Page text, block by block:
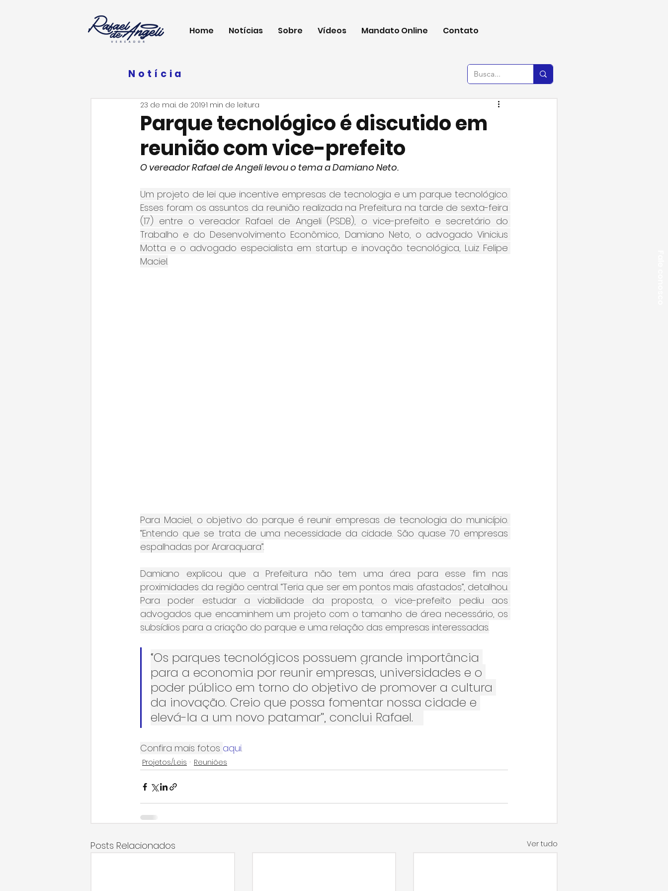
Home Notícias Sobre Vídeos Mandato Online Contato
Notícia
Parque tecnológico é discutido em
reunião com vice-prefeito
23 de mai. de 20191 min de leitura
O vereador Rafael de Angeli levou o tema a Damiano Neto.
Um projeto de lei que incentive empresas de tecnologia e um parque tecnológico.
Esses foram os assuntos da reunião realizada na Prefeitura na tarde de sexta-feira
(17) entre o vereador Rafael de Angeli (PSDB), o vice-prefeito e secretário do
Trabalho e do Desenvolvimento Econômico, Damiano Neto, o advogado Vinicius
Motta e o advogado especialista em startup e inovação tecnológica, Luiz Felipe
Maciel.
Para Maciel, o objetivo do parque é reunir empresas de tecnologia do município.
“Entendo que se trata de uma necessidade da cidade. São quase 70 empresas
espalhadas por Araraquara”.
Damiano explicou que a Prefeitura não tem uma área para esse fim nas
proximidades da região central. “Teria que ser em pontos mais afastados”, detalhou.
Para poder estudar a viabilidade da proposta, o vice-prefeito pediu aos
advogados que encaminhem um projeto com o tamanho de área necessário, os
subsídios para a criação do parque e uma relação das empresas interessadas.
“Os parques tecnológicos possuem grande importância
para a economia por reunir empresas, universidades e o
poder público em torno do objetivo de promover a cultura
da inovação. Creio que possa fomentar nossa cidade e
elevá-la a um novo patamar”, conclui Rafael.
Confira mais fotos aqui.
Projetos/Leis Reuniões
Posts Relacionados Ver tudo